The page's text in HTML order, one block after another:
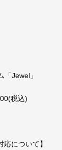
Jewel」
税込)
について】